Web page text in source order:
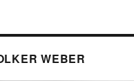
WEBER